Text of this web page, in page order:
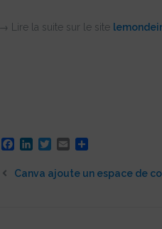
→ Lire la suite sur le site
Facebook
LinkedInTwitter
Email
Canva ajoute un espace de